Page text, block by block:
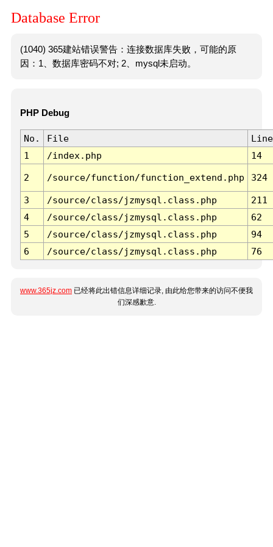
Database Error
(1040) 365建站错误警告：连接数据库失败，可能的原
因：1、数据库密码不对; 2、mysql未启动。
PHP Debug
No. File
Line
1
/index.php 14
2 /source/function/function_extend.php 324
3 /source/class/jzmysql.class.php
211
4
/source/class/jzmysql.class.php
62
5
/source/class/jzmysql.class.php
94
6
/source/class/jzmysql.class.php 76
www.365jz.com 已经将此出错信息详细记录, 由此给您带来的访问不便我
们深感歉意.